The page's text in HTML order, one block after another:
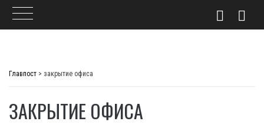
Главпост > закрытие офиса
ЗАКРЫТИЕ ОФИСА